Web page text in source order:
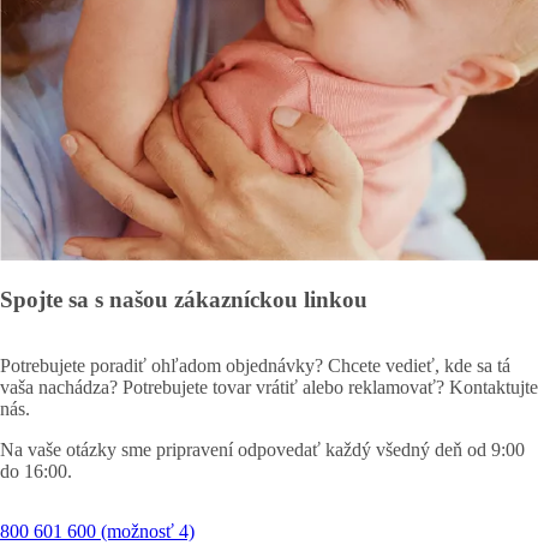
Spojte sa s našou zákazníckou linkou
Potrebujete poradiť ohľadom objednávky? Chcete vedieť, kde sa tá
vaša nachádza? Potrebujete tovar vrátiť alebo reklamovať? Kontaktujte
nás.
Na vaše otázky sme pripravení odpovedať každý všedný deň od 9:00
do 16:00.
800 601 600 (možnosť 4)